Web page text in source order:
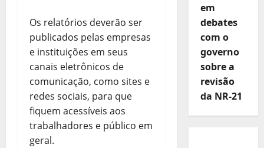
Os relatórios deverão ser
publicados pelas empresas
e instituições em seus
canais eletrônicos de
comunicação, como sites e
redes sociais, para que
fiquem acessíveis aos
trabalhadores e público em
geral.
em
debates
com o
governo
sobre a
revisão
da NR-21